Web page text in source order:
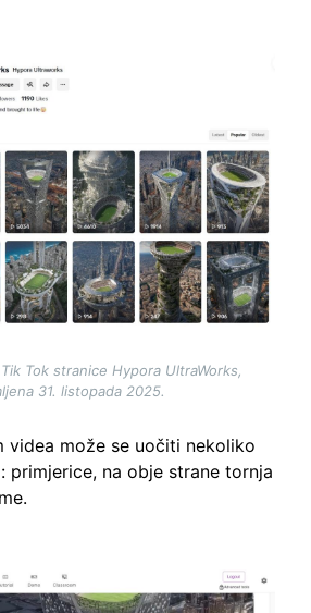
Tok stranice Hypora UltraWorks,
31. listopada 2025.
videa može se uočiti nekoliko
primjerice, na obje strane tornja